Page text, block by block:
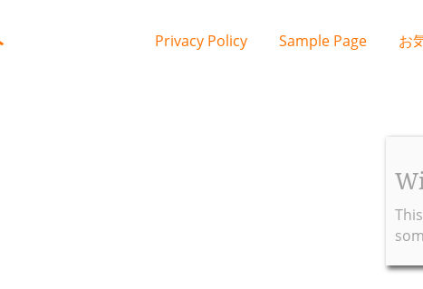
Privacy Policy Sample Page お